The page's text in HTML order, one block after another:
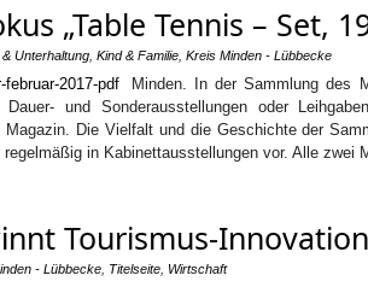
„Table Tennis – Set,
Unterhaltung Kind & Familie Kreis Minden - Lübbecke
Minden. In der Sammlung des
und Sonderausstellungen oder
Magazin. Die Vielfalt und die Geschichte der
in Kabinettausstellungen vor. Alle zwei
Tourismus-
- Lübbecke Titelseite Wirtschaft